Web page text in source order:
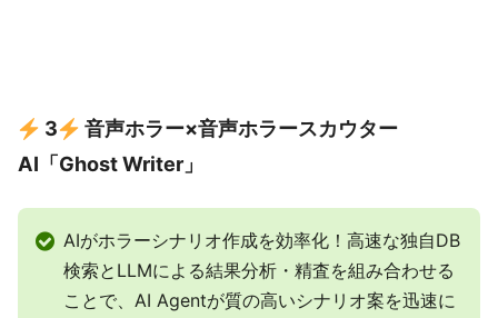
3
音声ホラー×音声ホラースカウター
AI「Ghost Writer」
AIがホラーシナリオ作成を効率化！高速な独自DB
検索とLLMによる結果分析・精査を組み合わせる
ことで、AI Agentが質の高いシナリオ案を迅速に